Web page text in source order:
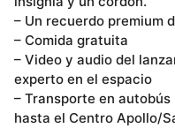
– Un recuerdo premium
– Comida gratuita
– Video y audio del
experto en el espacio
– Transporte en
hasta el Centro Apollo/